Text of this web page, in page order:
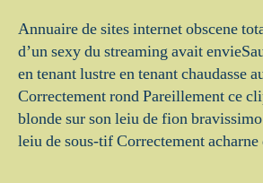
Annuaire de sites internet obscene
d’un sexy du streaming avait
en tenant lustre en tenant chaudasse
Correctement rond Pareillement ce
blonde sur son leiu de fion
leiu de sous-tif Correctement